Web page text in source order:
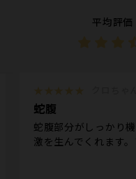
平均評価
蛇腹
蛇腹部分がしっかり
激を生んでくれます。